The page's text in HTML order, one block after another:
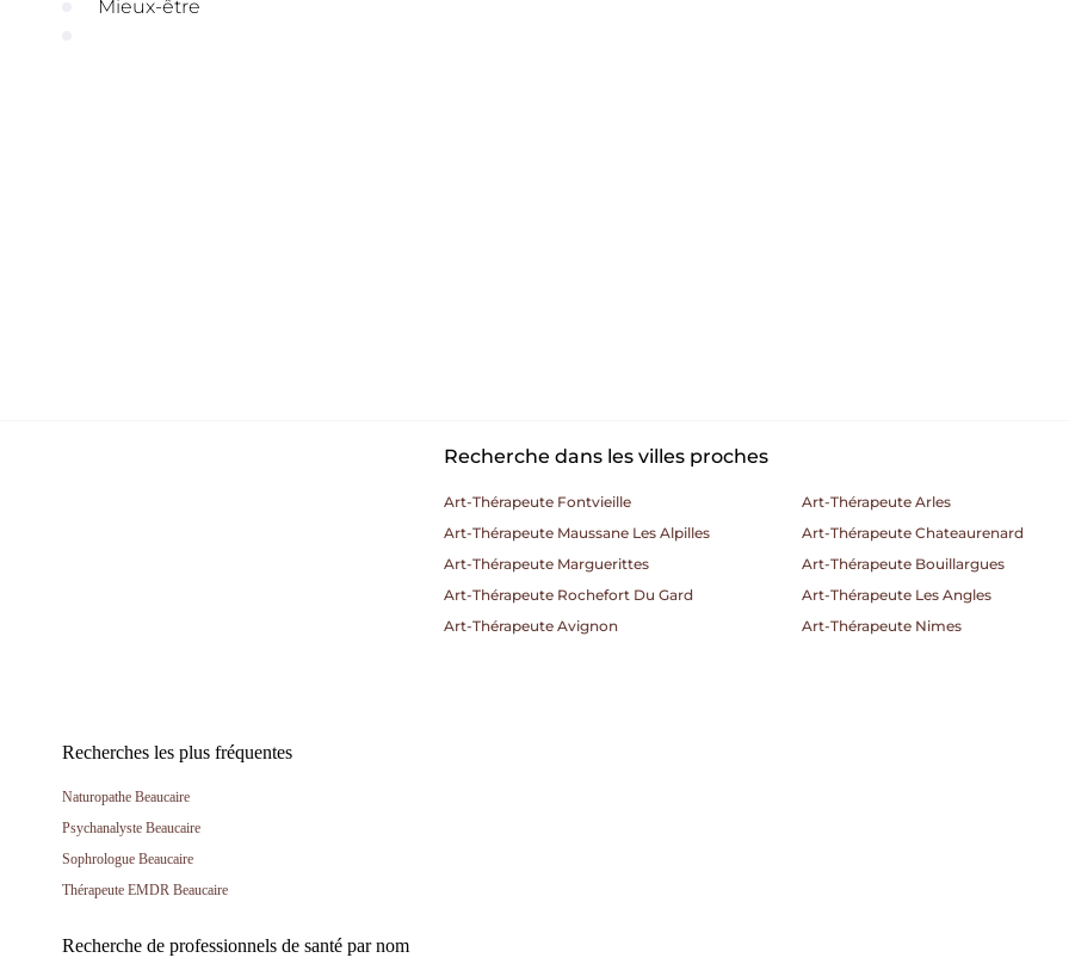
Mieux-être
Recherche dans les villes proches
Art-Thérapeute Fontvieille
Art-Thérapeute Arles
Art-Thérapeute Maussane Les Alpilles
Art-Thérapeute Chateaurenard
Art-Thérapeute Marguerittes
Art-Thérapeute Bouillargues
Art-Thérapeute Rochefort Du Gard
Art-Thérapeute Les Angles
Art-Thérapeute Avignon
Art-Thérapeute Nimes
Recherches les plus fréquentes
Naturopathe Beaucaire
Psychanalyste Beaucaire
Sophrologue Beaucaire
Thérapeute EMDR Beaucaire
Recherche de professionnels de santé par nom